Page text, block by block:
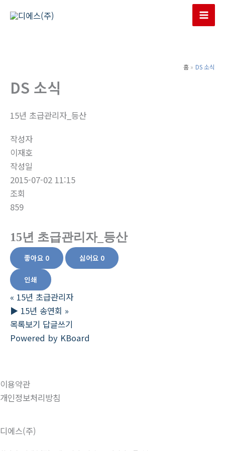
홈 DS 소식
DS 소식
15년 초급관리자_등산
작성자
이재호
작성일
2015-07-02 11:15
조회
859
15년 초급관리자_등산
좋아요 0 싫어요 0
인쇄
« 15년 초급관리자
▶ 15년 송연회 »
목록보기 답글쓰기
Powered by KBoard
이용약관
개인정보처리방침
디에스(주)